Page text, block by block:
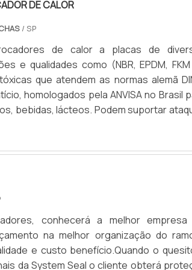
com seus serviços quando se fala
e arruelas diversas. O objetivo é
COMPROVADANa Vital Indústria de
para quem deseja achar o que
diversas. Sempre de olho no mercado,
compressor de suspensão a ar e
proteção.A empresa conta com um
serviço, além de investir em
necessidade. A Vital Indústria de Auto
de forma positiva no segmento
o sucesso aos parceiros de
oposta à ranhura, vedando o sistema.
DE CALOR
/ SP
de calor a placas de
e qualidades como (NBR, EPDM,
homologados pela ANVISA no Brasil
bebidas, lácteos. Podem suportar
de -40ºC até 180ºC.
conhecerá a melhor empresa
na melhor organização do
e custo benefício.Quando o
da System Seal o cliente obterá